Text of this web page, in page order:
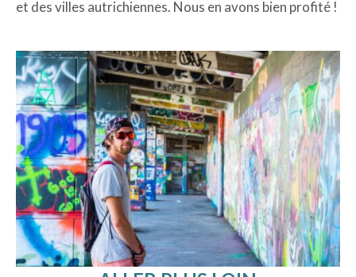
et des villes autrichiennes. Nous en avons bien profité !